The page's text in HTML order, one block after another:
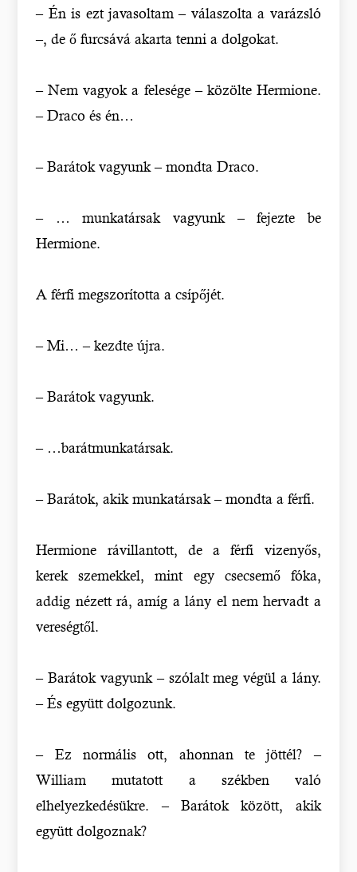
– Én is ezt javasoltam – válaszolta a varázsló
–, de ő furcsává akarta tenni a dolgokat.
– Nem vagyok a felesége – közölte Hermione.
– Draco és én…
– Barátok vagyunk – mondta Draco.
– … munkatársak vagyunk – fejezte be
Hermione.
A férfi megszorította a csípőjét.
– Mi… – kezdte újra.
– Barátok vagyunk.
– …barátmunkatársak.
– Barátok, akik munkatársak – mondta a férfi.
Hermione rávillantott, de a férfi vizenyős,
kerek szemekkel, mint egy csecsemő fóka,
addig nézett rá, amíg a lány el nem hervadt a
vereségtől.
– Barátok vagyunk – szólalt meg végül a lány.
– És együtt dolgozunk.
– Ez normális ott, ahonnan te jöttél? –
William mutatott a székben való
elhelyezkedésükre. – Barátok között, akik
együtt dolgoznak?